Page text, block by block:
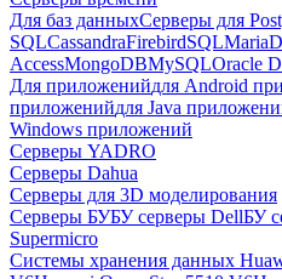
Для баз данныхСерверы для
SQLCassandraFirebirdSQL
AccessMongoDBMySQLOracle
Для приложенийдля Android
приложенийдля Java
Windows приложений
Серверы YADRO
Серверы Dahua
Серверы для 3D моделирования
Серверы БУБУ серверы DellБУ
Supermicro
Системы хранения данных